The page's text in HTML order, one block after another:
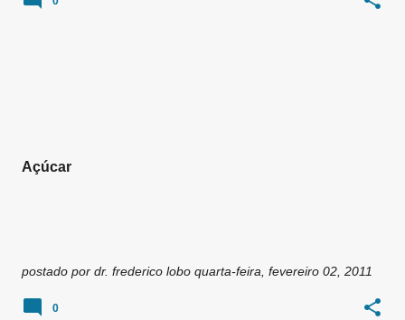
Açúcar
postado por dr. frederico lobo quarta-feira, fevereiro 02, 2011
0